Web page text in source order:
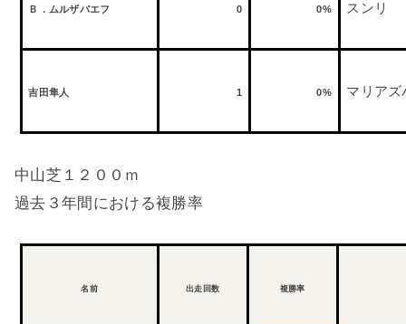
Ｂ．ムルザバエフ 0 0% スンリ
吉田隼人 1 0% マリアズ
中山芝１２００ｍ
過去３年間における複勝率
名前 出走回数 複勝率